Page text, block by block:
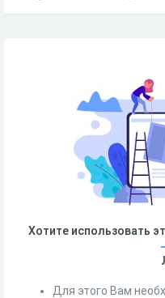
Хотите использовать
Для этого Вам